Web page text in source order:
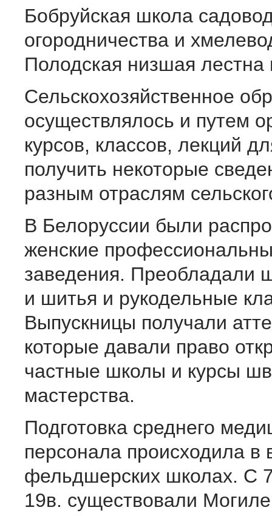
Бобруйская школа
огородничества и
Полодская низшая
Сельскохозяйственное
осуществлялось и путем
курсов, классов, лекций
получить некоторые
разным отраслям
В Белоруссии были
женские
заведения. Преобладали
и шитья и рукодельные
Выпускницы получали
которые давали право
частные школы и курсы
мастерства.
Подготовка среднего
персонала происходила в
фельдшерских школах. С
19в. существовали